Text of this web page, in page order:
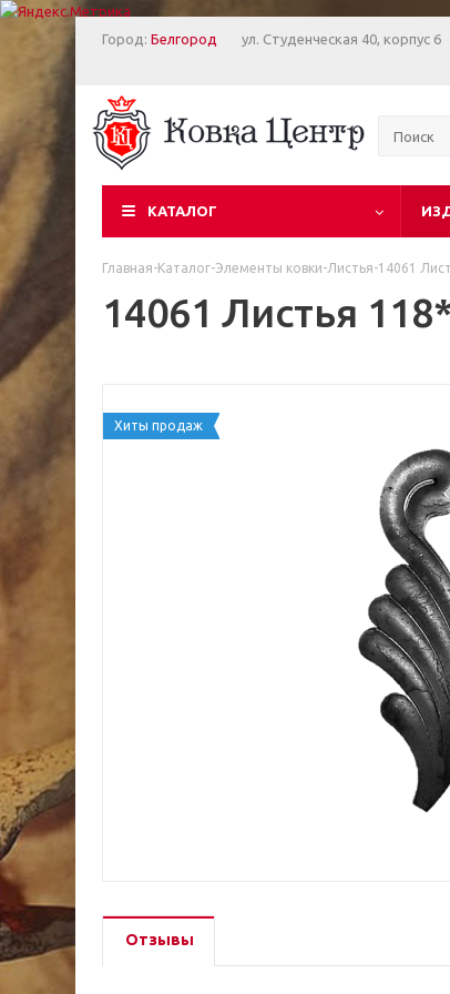
Город: Белгород ул. Студенческая 40, корпус 6
КАТАЛОГ
Главная-Каталог-Элементы ковки-Листья-14061
14061 Листья
Хиты продаж
Отзывы